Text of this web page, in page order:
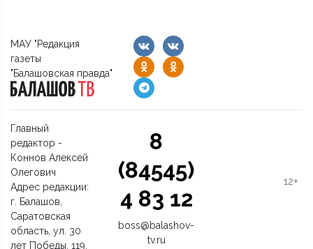
МАУ "Редакция
газеты
"Балашовская правда"
Главный
редактор -
Коннов Алексей
Олегович
Адрес редакции:
г. Балашов,
Саратовская
область, ул. 30
лет Победы, 119.
8
(84545)
4 83 12
boss@balashov-
tv.ru
12+